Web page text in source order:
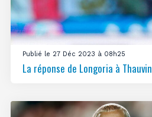
Publié le 27 Déc 2023 à 08h25
La réponse de Longoria à Thauvin